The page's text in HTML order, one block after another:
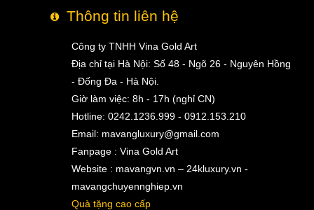
Thông tin liên hệ
Công ty TNHH Vina Gold Art
Địa chỉ tại Hà Nội: Số 48 - Ngõ 26 - Nguyên Hồng
- Đống Đa - Hà Nội.
Giờ làm việc: 8h - 17h (nghỉ CN)
Hotline: 0242.1236.999 - 0912.153.210
Email: mavangluxury@gmail.com
Fanpage : Vina Gold Art
Website : mavangvn.vn – 24kluxury.vn -
mavangchuyennghiep.vn
Quà tặng cao cấp